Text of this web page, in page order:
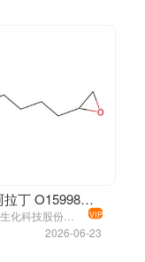
aladdin 阿拉丁 O159986 1,7-辛二烯二环氧化合物 2426-07-5 >97.0%(GC)
VIP
2026-06-23